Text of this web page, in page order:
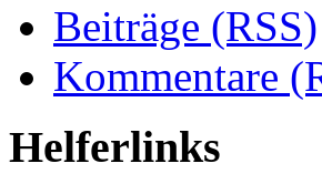
Beiträge (RSS)
Kommentare
Helferlinks